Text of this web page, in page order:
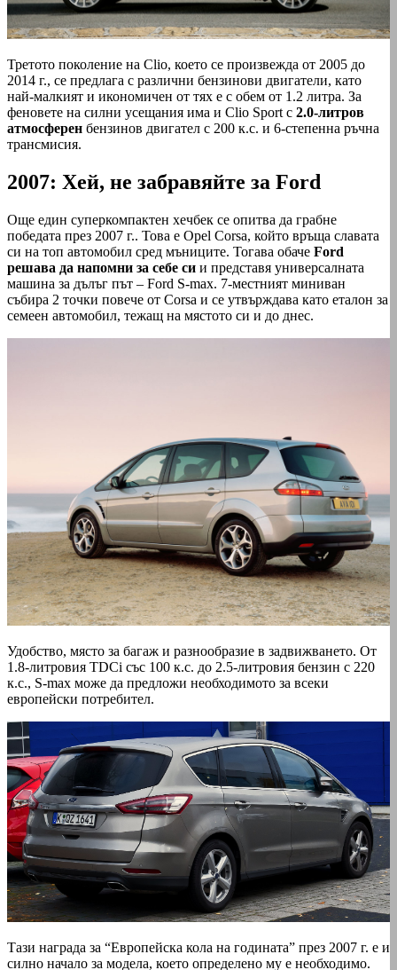
Третото поколение на Clio, което се произвежда от 2005 до
2014 г., се предлага с различни бензинови двигатели, като
най-малкият и икономичен от тях е с обем от 1.2 литра. За
феновете на силни усещания има и Clio Sport с 2.0-литров
атмосферен бензинов двигател с 200 к.с. и 6-степенна ръчна
трансмисия.
2007: Хей, не забравяйте за Ford
Още един суперкомпактен хечбек се опитва да грабне
победата през 2007 г.. Това е Opel Corsa, който връща славата
си на топ автомобил сред мъниците. Тогава обаче Ford
решава да напомни за себе си и представя универсалната
машина за дълъг път – Ford S-max. 7-местният миниван
събира 2 точки повече от Corsa и се утвърждава като еталон за
семеен автомобил, тежащ на мястото си и до днес.
Удобство, място за багаж и разнообразие в задвижването. От
1.8-литровия TDCi със 100 к.с. до 2.5-литровия бензин с 220
к.с., S-max може да предложи необходимото за всеки
европейски потребител.
Тази награда за “Европейска кола на годината” през 2007 г. е и
силно начало за модела, което определено му е необходимо.